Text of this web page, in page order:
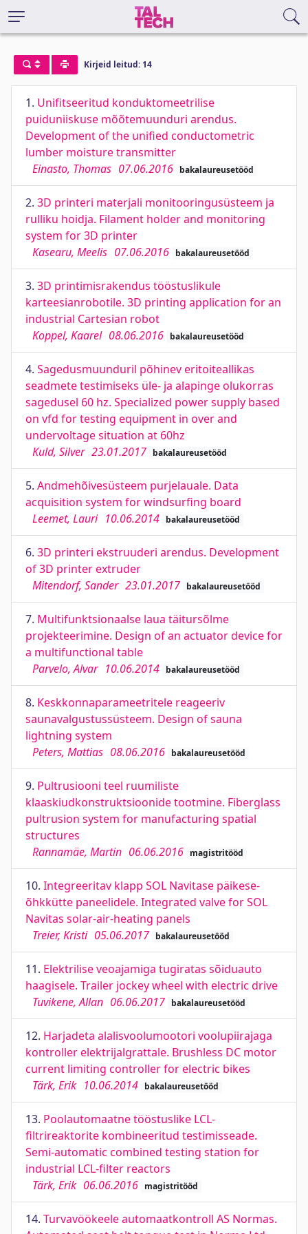
Kirjeid leitud: 14
1. Unifitseeritud konduktomeetrilise
puiduniiskuse mõõtemuunduri arendus.
Development of the unified conductometric
lumber moisture transmitter
Einasto, Thomas 07.06.2016 bakalaureusetööd
2. 3D printeri materjali monitooringusüsteem ja
rulliku hoidja. Filament holder and monitoring
system for 3D printer
Kasearu, Meelis 07.06.2016 bakalaureusetööd
3. 3D printimisrakendus tööstuslikule
karteesianrobotile. 3D printing application for an
industrial Cartesian robot
Koppel, Kaarel 08.06.2016 bakalaureusetööd
4. Sagedusmuunduril põhinev eritoiteallikas
seadmete testimiseks üle- ja alapinge olukorras
sagedusel 60 hz. Specialized power supply based
on vfd for testing equipment in over and
undervoltage situation at 60hz
Kuld, Silver 23.01.2017 bakalaureusetööd
5. Andmehõivesüsteem purjelauale. Data
acquisition system for windsurfing board
Leemet, Lauri 10.06.2014 bakalaureusetööd
6. 3D printeri ekstruuderi arendus. Development
of 3D printer extruder
Mitendorf, Sander 23.01.2017 bakalaureusetööd
7. Multifunktsionaalse laua täitursõlme
projekteerimine. Design of an actuator device for
a multifunctional table
Parvelo, Alvar 10.06.2014 bakalaureusetööd
8. Keskkonnaparameetritele reageeriv
saunavalgustussüsteem. Design of sauna
lightning system
Peters, Mattias 08.06.2016 bakalaureusetööd
9. Pultrusiooni teel ruumiliste
klaaskiudkonstruktsioonide tootmine. Fiberglass
pultrusion system for manufacturing spatial
structures
Rannamäe, Martin 06.06.2016 magistritööd
10. Integreeritav klapp SOL Navitase päikese-
õhkkütte paneelidele. Integrated valve for SOL
Navitas solar-air-heating panels
Treier, Kristi 05.06.2017 bakalaureusetööd
11. Elektrilise veoajamiga tugiratas sõiduauto
haagisele. Trailer jockey wheel with electric drive
Tuvikene, Allan 06.06.2017 bakalaureusetööd
12. Harjadeta alalisvoolumootori voolupiirajaga
kontroller elektrijalgrattale. Brushless DC motor
current limiting controller for electric bikes
Tärk, Erik 10.06.2014 bakalaureusetööd
13. Poolautomaatne tööstuslike LCL-
filtrireaktorite kombineeritud testimisseade.
Semi-automatic combined testing station for
industrial LCL-filter reactors
Tärk, Erik 06.06.2016 magistritööd
14. Turvavöökeele automaatkontroll AS Normas.